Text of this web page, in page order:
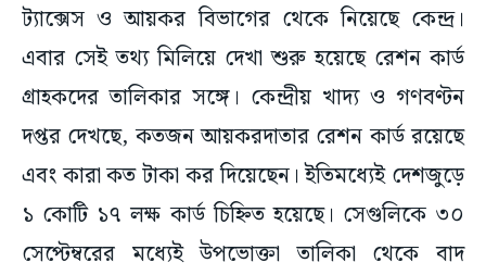
ট্যাক্সেস ও আয়কর বিভাগের থেকে নিয়েছে কেন্দ্র।
এবার সেই তথ্য মিলিয়ে দেখা শুরু হয়েছে রেশন কার্ড
গ্রাহকদের তালিকার সঙ্গে। কেন্দ্রীয় খাদ্য ও গণবণ্টন
দপ্তর দেখছে, কতজন আয়করদাতার রেশন কার্ড রয়েছে
এবং কারা কত টাকা কর দিয়েছেন। ইতিমধ্যেই দেশজুড়ে
১ কোটি ১৭ লক্ষ কার্ড চিহ্নিত হয়েছে। সেগুলিকে ৩০
সেপ্টেম্বরের মধ্যেই উপভোক্তা তালিকা থেকে বাদ